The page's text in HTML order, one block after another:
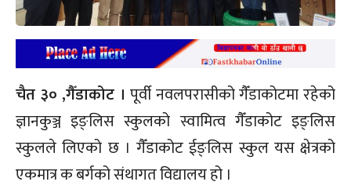
चैत ३० ,गैँडाकोट । पूर्वी नवलपरासीको गैँडाकोटमा रहेको
ज्ञानकुञ्ज इङ्लिस स्कुलको स्वामित्व गैँडाकोट इङ्लिस
स्कुलले लिएको छ । गैँडाकोट ईङ्लिस स्कुल यस क्षेत्रको
एकमात्र क बर्गको संथागत विद्यालय हो ।